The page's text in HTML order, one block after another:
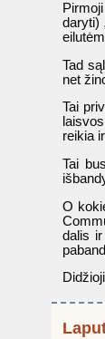
daryti)
Tad
net
Tai
reikia
Tai
O
dalis